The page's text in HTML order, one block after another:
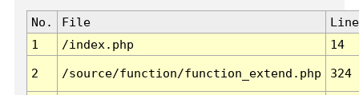
No. File
Line
1
/index.php 14
2 /source/function/function_extend.php 324